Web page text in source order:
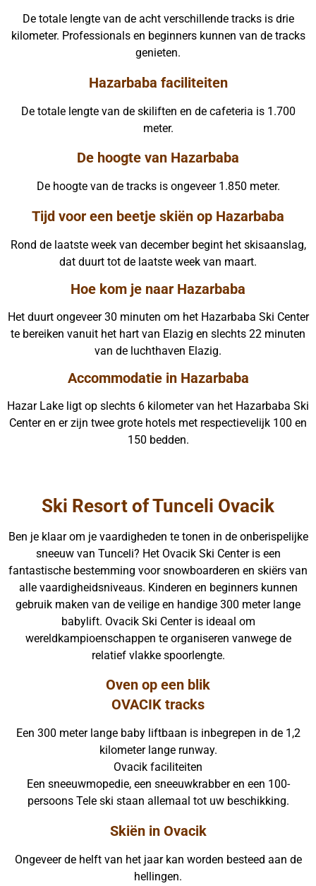
De totale lengte van de acht verschillende tracks is drie
kilometer. Professionals en beginners kunnen van de tracks
genieten.
Hazarbaba faciliteiten
De totale lengte van de skiliften en de cafeteria is 1.700
meter.
De hoogte van Hazarbaba
De hoogte van de tracks is ongeveer 1.850 meter.
Tijd voor een beetje skiën op Hazarbaba
Rond de laatste week van december begint het skisaanslag,
dat duurt tot de laatste week van maart.
Hoe kom je naar Hazarbaba
Het duurt ongeveer 30 minuten om het Hazarbaba Ski Center
te bereiken vanuit het hart van Elazig en slechts 22 minuten
van de luchthaven Elazig.
Accommodatie in Hazarbaba
Hazar Lake ligt op slechts 6 kilometer van het Hazarbaba Ski
Center en er zijn twee grote hotels met respectievelijk 100 en
150 bedden.
Ski Resort of Tunceli Ovacik
Ben je klaar om je vaardigheden te tonen in de onberispelijke
sneeuw van Tunceli? Het Ovacik Ski Center is een
fantastische bestemming voor snowboarderen en skiërs van
alle vaardigheidsniveaus. Kinderen en beginners kunnen
gebruik maken van de veilige en handige 300 meter lange
babylift. Ovacik Ski Center is ideaal om
wereldkampioenschappen te organiseren vanwege de
relatief vlakke spoorlengte.
Oven op een blik
OVACIK tracks
Een 300 meter lange baby liftbaan is inbegrepen in de 1,2
kilometer lange runway.
Ovacik faciliteiten
Een sneeuwmopedie, een sneeuwkrabber en een 100-
persoons Tele ski staan allemaal tot uw beschikking.
Skiën in Ovacik
Ongeveer de helft van het jaar kan worden besteed aan de
hellingen.